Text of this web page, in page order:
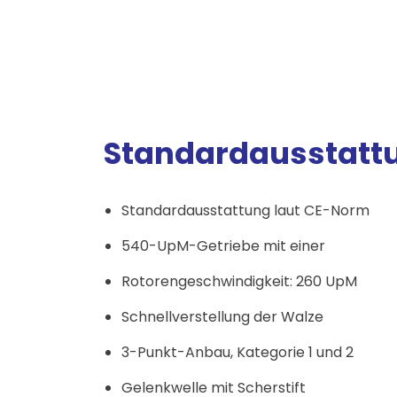
Standardausstattung laut CE-Norm
540-UpM-Getriebe mit einer
Rotorengeschwindigkeit: 260 UpM
Schnellverstellung der Walze
3-Punkt-Anbau, Kategorie 1 und 2
Gelenkwelle mit Scherstift